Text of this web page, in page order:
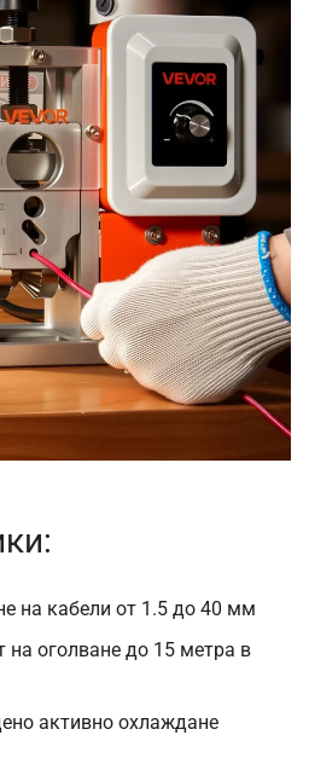
на кабели от 1.5 до 40 мм
на оголване до 15 метра в
активно охлаждане